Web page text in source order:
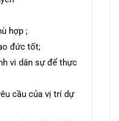
hợp ;
đức tốt;
vi dân sự để thực
cầu của vị trí dự